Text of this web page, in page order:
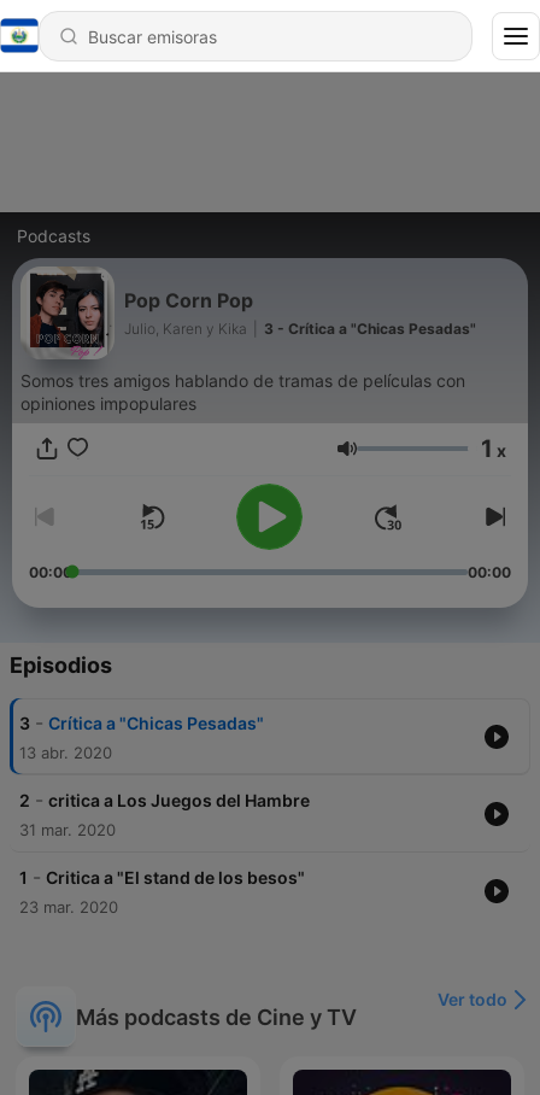
Podcasts
Pop Corn Pop
Julio, Karen y Kika 3 - Crítica a "Chicas Pesadas"
Somos tres amigos hablando de tramas de películas con
opiniones impopulares
Volumen 1 x
00:00 00:00
Episodios
3 - Crítica a "Chicas Pesadas"
13 abr. 2020
2 - critica a Los Juegos del Hambre
31 mar. 2020
1 - Critica a "El stand de los besos"
23 mar. 2020
Más podcasts de Cine y TV
Ver todo